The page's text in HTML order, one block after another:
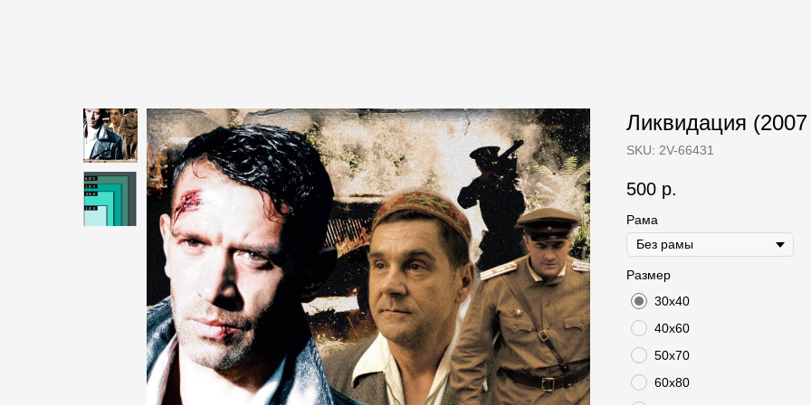
Ликвидация (2007
SKU: 2V-66431
500 р.
Рама
Размер
30х40
40х60
50х70
60х80